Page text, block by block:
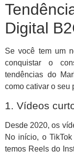
Digital
Se você tem um
conquistar o
tendências do
como cativar o seu
1. Vídeos
Desde 2020, os
No início, o
temos Reels do